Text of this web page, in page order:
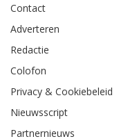
Contact
Adverteren
Redactie
Colofon
Privacy & Cookiebeleid
Nieuwsscript
Partnernieuws